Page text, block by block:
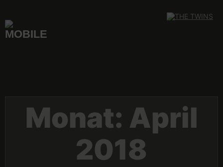
content
Monat: April
2018